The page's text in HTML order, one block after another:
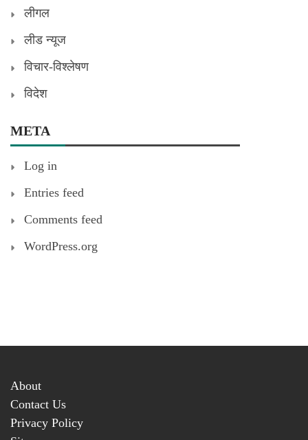
लीगल
लीड न्यूज
विचार-विश्लेषण
विदेश
META
Log in
Entries feed
Comments feed
WordPress.org
About
Contact Us
Privacy Policy